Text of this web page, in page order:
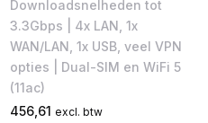
Downloadsnelheden tot
3.3Gbps | 4x LAN, 1x
WAN/LAN, 1x USB, veel VPN
opties | Dual-SIM en WiFi 5
(11ac)
456,61 excl. btw